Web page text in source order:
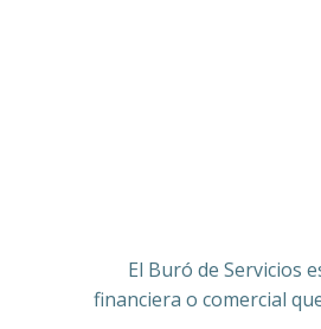
El Buró de Servicios
financiera o comercial